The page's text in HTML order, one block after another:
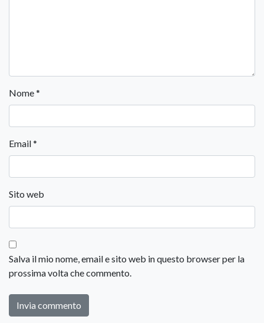
Nome*
Email*
Sito web
Salva il mio nome, email e sito web in questo browser per la
prossima volta che commento.